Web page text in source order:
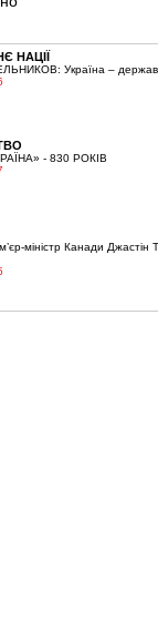
НАЦІЇ
Україна –
- 830 РОКІВ
міністр Канади Джастін